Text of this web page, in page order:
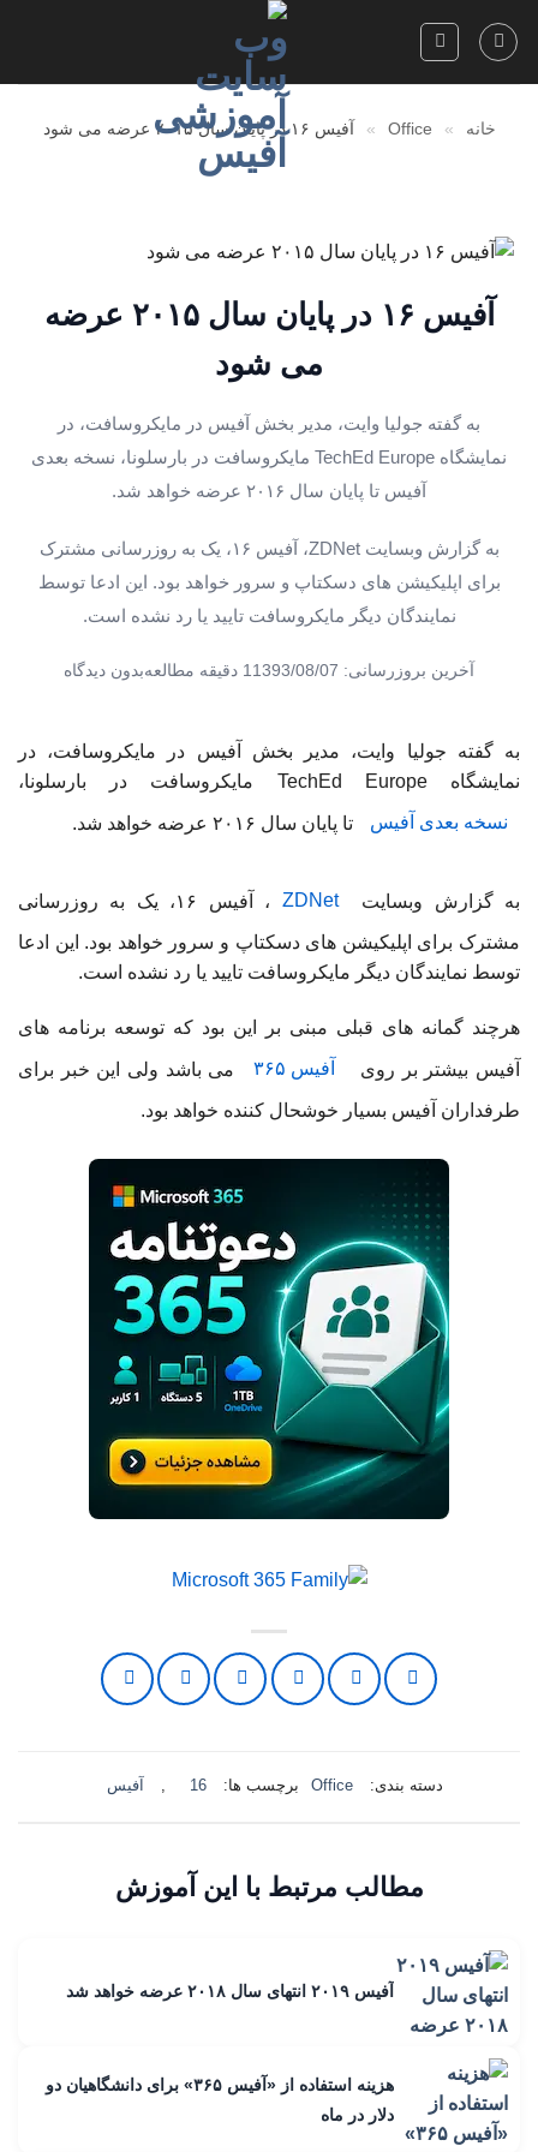
خانه »
Office
» آفیس ۱۶ در پایان سال ۲۰۱۵ عرضه می شود
آفیس ۱۶ در پایان سال ۲۰۱۵ عرضه
می شود
به گفته جولیا وایت، مدیر بخش آفیس در مایکروسافت، در
نمایشگاه TechEd Europe مایکروسافت در بارسلونا، نسخه بعدی
آفیس تا پایان سال ۲۰۱۶ عرضه خواهد شد.
به گزارش وبسایت ZDNet، آفیس ۱۶، یک به روزرسانی مشترک
برای اپلیکیشن های دسکتاپ و سرور خواهد بود. این ادعا توسط
نمایندگان دیگر مایکروسافت تایید یا رد نشده است.
آخرین بروزرسانی: 1393/08/07 1 دقیقه مطالعه بدون دیدگاه
به گفته جولیا وایت، مدیر بخش آفیس در مایکروسافت، در
نمایشگاه TechEd Europe مایکروسافت در بارسلونا،
نسخه بعدی آفیس تا پایان سال ۲۰۱۶ عرضه خواهد شد.
به گزارش وبسایت ZDNet ، آفیس ۱۶، یک به روزرسانی
مشترک برای اپلیکیشن های دسکتاپ و سرور خواهد بود. این ادعا
توسط نمایندگان دیگر مایکروسافت تایید یا رد نشده است.
هرچند گمانه های قبلی مبنی بر این بود که توسعه برنامه های
آفیس بیشتر بر روی آفیس ۳۶۵ می باشد ولی این خبر برای
طرفداران آفیس بسیار خوشحال کننده خواهد بود.
دسته بندی: Office برچسب ها: 16 آفیس
مطالب مرتبط با این آموزش
آفیس ۲۰۱۹ انتهای سال ۲۰۱۸ عرضه خواهد شد
هزینه استفاده از «آفیس ۳۶۵» برای دانشگاهیان دو
دلار در ماه